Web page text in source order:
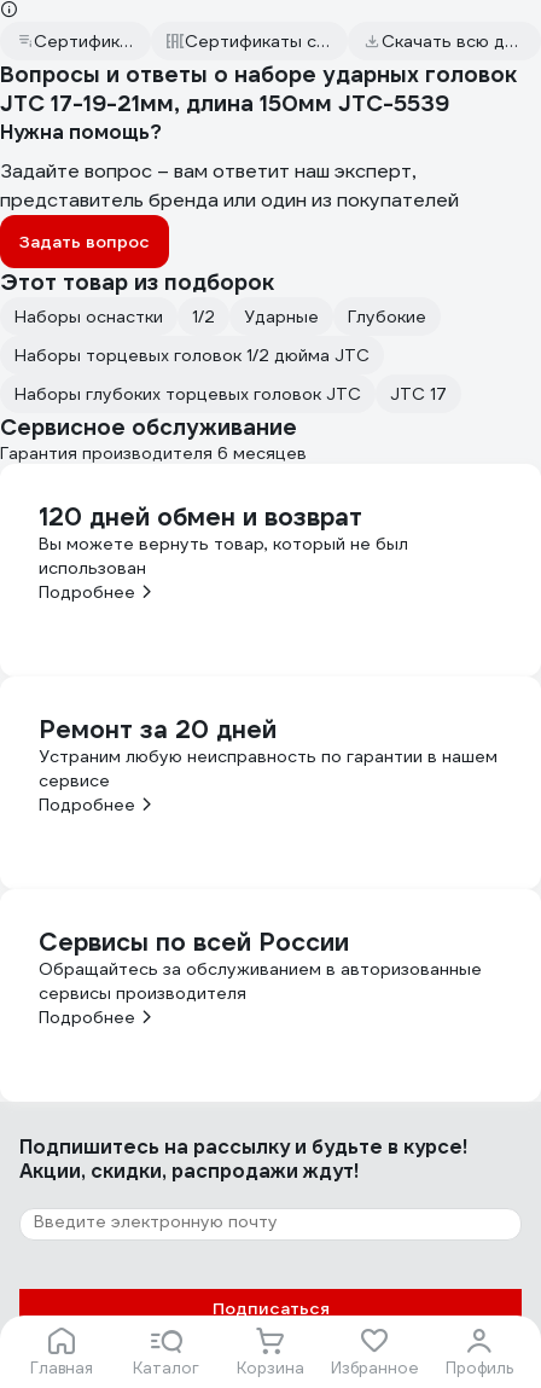
Главная Каталог Корзина Избранное Профиль
Сертификат дилера Сертификаты соответствия Скачать всю документацию
Вопросы и ответы о наборе ударных головок
JTC 17-19-21мм, длина 150мм JTC-5539
Нужна помощь?
Задайте вопрос – вам ответит наш эксперт,
представитель бренда или один из покупателей
Задать вопрос
Этот товар из подборок
Наборы оснастки 1/2 Ударные
Глубокие
Наборы торцевых головок 1/2 дюйма JTC
Наборы глубоких торцевых головок JTC
JTC 17
Сервисное обслуживание
Гарантия производителя 6 месяцев
120 дней обмен и возврат
Вы можете вернуть товар, который не был
использован
Подробнее
Ремонт за 20 дней
Устраним любую неисправность по гарантии в нашем
сервисе
Подробнее
Сервисы по всей России
Обращайтесь за обслуживанием в авторизованные
сервисы производителя
Подробнее
Подпишитесь на рассылкуи будьте в курсе!
Акции, скидки, распродажи ждут!
Подписаться